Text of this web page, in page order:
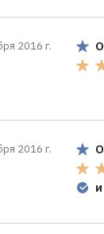
2016 г.
2016 г.